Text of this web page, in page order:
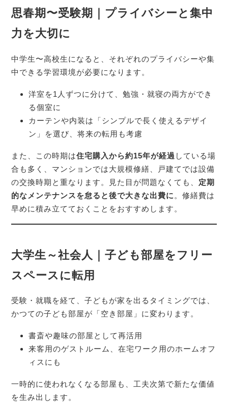
思春期〜受験期｜プライバシーと集中
力を大切に
中学生〜高校生になると、それぞれのプライバシーや集
中できる学習環境が必要になります。
洋室を1人ずつに分けて、勉強・就寝の両方ができ
る個室に
カーテンや内装は「シンプルで長く使えるデザイ
ン」を選び、将来の転用も考慮
また、この時期は住宅購入から約15年が経過 している場
合も多く、マンションでは大規模修繕、戸建てでは設備
の交換時期と重なります。見た目が問題なくても、 定期
的なメンテナンスを怠ると後で大きな出費に 。修繕費は
早めに積み立てておくことをおすすめします。
大学生～社会人｜子ども部屋をフリー
スペースに転用
受験・就職を経て、子どもが家を出るタイミングでは、
かつての子ども部屋が「空き部屋」に変わります。
書斎や趣味の部屋として再活用
来客用のゲストルーム、在宅ワーク用のホームオフ
ィスにも
一時的に使われなくなる部屋も、工夫次第で新たな価値
を生み出します。